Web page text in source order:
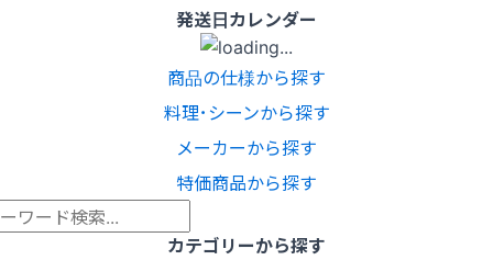
発送日カレンダー
商品の仕様から探す
料理･シーンから探す
メーカーから探す
特価商品から探す
カテゴリーから探す